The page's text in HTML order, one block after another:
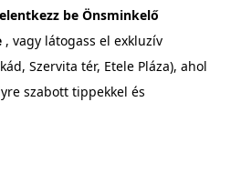
be Önsminkelő
, vagy látogass el exkluzív
Szervita tér, Etele Pláza), ahol
szabott tippekkel és